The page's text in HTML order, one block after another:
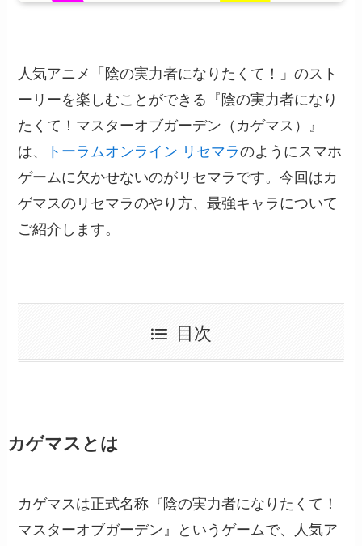
人気アニメ「陰の実力者になりたくて！」のスト
ーリーを楽しむことができる『陰の実力者になり
たくて！マスターオブガーデン（カゲマス）』
は、
トーラムオンライン リセマラのようにスマホ
ゲームに欠かせないのがリセマラです。今回はカ
ゲマスのリセマラのやり方、最強キャラについて
ご紹介します。
目次
カゲマスとは
カゲマスは正式名称『陰の実力者になりたくて！
マスターオブガーデン』というゲームで、人気ア